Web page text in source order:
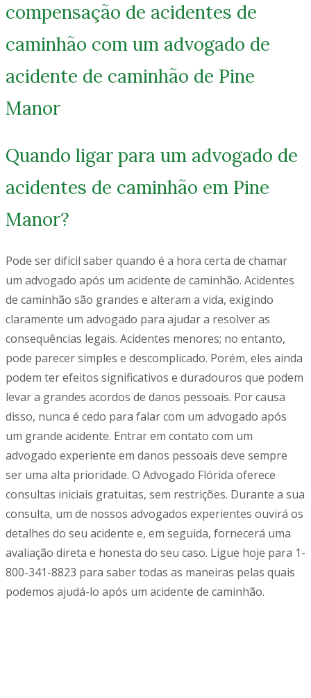
compensação de acidentes de
caminhão com um advogado de
acidente de caminhão de Pine
Manor
Quando ligar para um advogado de
acidentes de caminhão em Pine
Manor?
Pode ser difícil saber quando é a hora certa de chamar
um advogado após um acidente de caminhão. Acidentes
de caminhão são grandes e alteram a vida, exigindo
claramente um advogado para ajudar a resolver as
consequências legais. Acidentes menores; no entanto,
pode parecer simples e descomplicado. Porém, eles ainda
podem ter efeitos significativos e duradouros que podem
levar a grandes acordos de danos pessoais. Por causa
disso, nunca é cedo para falar com um advogado após
um grande acidente. Entrar em contato com um
advogado experiente em danos pessoais deve sempre
ser uma alta prioridade. O Advogado Flórida oferece
consultas iniciais gratuitas, sem restrições. Durante a sua
consulta, um de nossos advogados experientes ouvirá os
detalhes do seu acidente e, em seguida, fornecerá uma
avaliação direta e honesta do seu caso. Ligue hoje para 1-
800-341-8823 para saber todas as maneiras pelas quais
podemos ajudá-lo após um acidente de caminhão.